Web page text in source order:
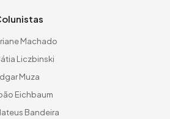
Machado
Liczbinski
Muza
Eichbaum
Bandeira